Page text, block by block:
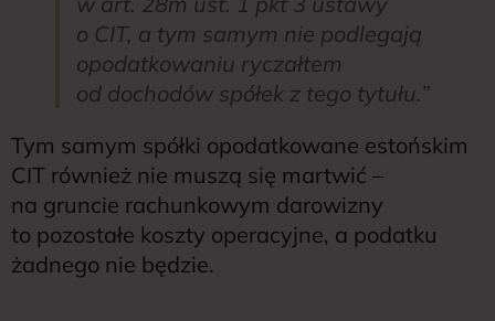
o CIT, a tym samym nie podlegają
opodatkowaniu ryczałtem
od dochodów spółek z tego tytułu.”
Tym samym spółki opodatkowane estońskim
CIT również nie muszą się martwić –
na gruncie rachunkowym darowizny
to pozostałe koszty operacyjne, a podatku
żadnego nie będzie.